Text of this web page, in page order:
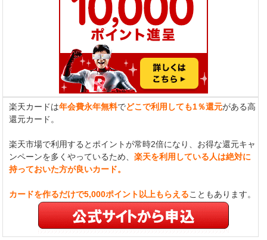
楽天カードは年会費永年無料でどこで利用しても1％還元がある高
還元カード。
楽天市場で利用するとポイントが常時2倍になり、お得な還元キャ
ンペーンを多くやっているため、楽天を利用している人は絶対に
持っておいた方が良いカード。
カードを作るだけで5,000ポイント以上もらえることもあります。